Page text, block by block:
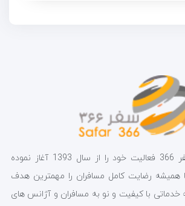
آژانس هواپیمایی سفر 366 فعالیت خود را از سال 1393 آغاز نموده
رضایت کامل مسافران را مهمترین هدف
خدماتی با کیفیت و نو به مسافران و آژانس های